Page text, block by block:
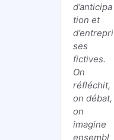
d’anticipa
tion et
d’entrepri
ses
fictives.
On
réfléchit,
on débat,
on
imagine
ensembl